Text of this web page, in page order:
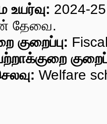
உயர்வு: 2024-
தேவை.
குறைப்பு:
Welfare